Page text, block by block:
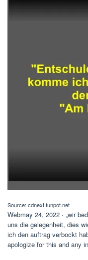
Source: cdnext.funpot.net
Webmay 24, 2022 · „wir
uns die gelegenheit, dies
ich den auftrag verbockt
apologize for this and any